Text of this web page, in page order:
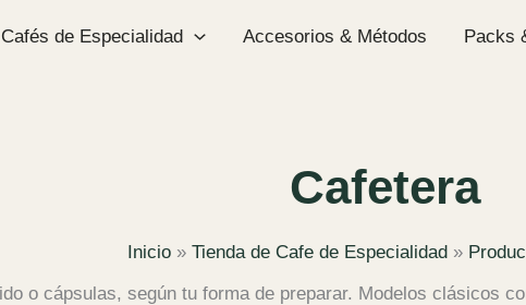
Cafés de Especialidad Accesorios & Métodos Packs
Cafetera
Inicio Tienda de Cafe de Especialidad
o cápsulas, según tu forma de preparar. Modelos clásicos